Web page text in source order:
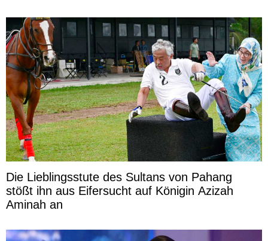
Die Lieblingsstute des Sultans von Pahang
stößt ihn aus Eifersucht auf Königin Azizah
Aminah an